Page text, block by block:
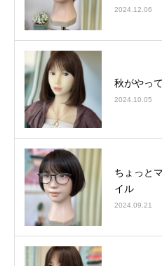
2024.12.06
秋がやっ
2024.10.05
ちょっと
イル
2024.09.21